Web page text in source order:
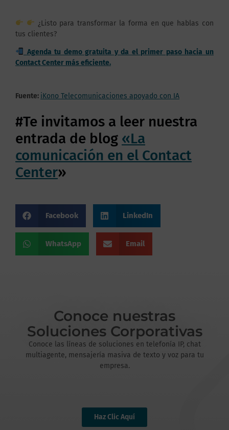
¿Listo para transformar la forma en que hablas con
tus clientes?
Agenda tu demo gratuita y da el primer paso hacia un
Contact Center más eficiente.
Fuente: iKono Telecomunicaciones apoyado con IA
#Te invitamos a leer nuestra
entrada de blog «La
comunicación en el Contact
Center»
Facebook LinkedIn
WhatsApp Email
Conoce nuestras
Soluciones Corporativas
Conoce las líneas de soluciones en telefonía IP, chat
multiagente, mensajería masiva de texto y voz para tu
empresa.
Haz Clic Aquí